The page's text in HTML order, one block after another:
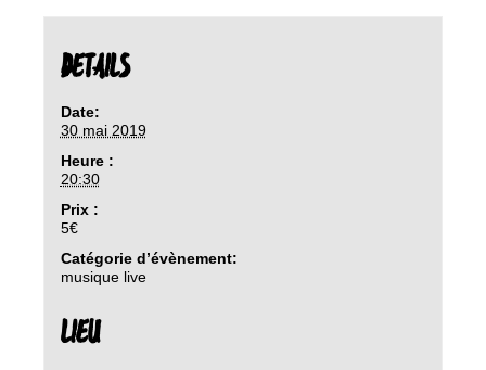
DETAILS
Date:
30 mai 2019
Heure :
20:30
Prix :
5€
Catégorie d’évènement:
musique live
LIEU